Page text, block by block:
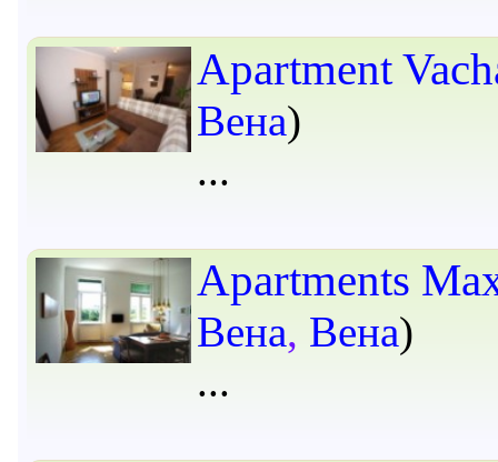
Apartment
Вена)
Apartments
Вена, Вена)